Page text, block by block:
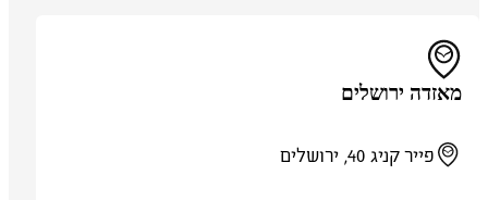
מאזדה ירושלים
פייר קניג 40, ירושלים